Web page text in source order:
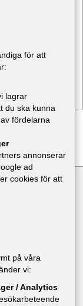
bilder eller
för att
lagrar
du ska kunna
fördelarna
annonserar
ad
cookies för att
på våra
vi:
/ Analytics